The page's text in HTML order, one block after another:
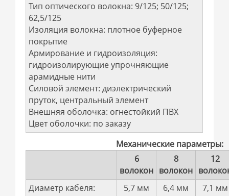
Тип оптического волокна: 9/125; 50/125;
62,5/125
Изоляция волокна: плотное буферное
покрытие
Армирование и гидроизоляция:
гидроизолирующие упрочняющие
арамидные нити
Силовой элемент: диэлектрический
пруток, центральный элемент
Внешняя оболочка: огнестойкий ПВХ
Цвет оболочки: по заказу
Механические параметры:
6
волокон
8
волокон
12
Диаметр кабеля:
5,7 мм 6,4 мм 7,1 мм